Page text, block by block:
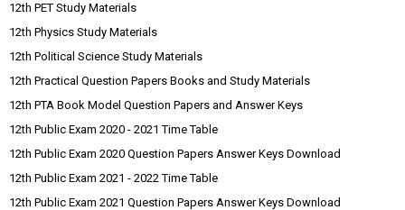
12th PET Study Materials
12th Physics Study Materials
12th Political Science Study Materials
12th Practical Question Papers Books and Study Materials
12th PTA Book Model Question Papers and Answer Keys
12th Public Exam 2020 - 2021 Time Table
12th Public Exam 2020 Question Papers Answer Keys Download
12th Public Exam 2021 - 2022 Time Table
12th Public Exam 2021 Question Papers Answer Keys Download